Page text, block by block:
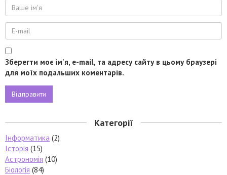
Зберегти моє ім'я, e-mail, та адресу сайту в цьому браузері
для моїх подальших коментарів.
Категорії
Інформатика (2)
Історія (15)
Астрономія (10)
Біологія (84)